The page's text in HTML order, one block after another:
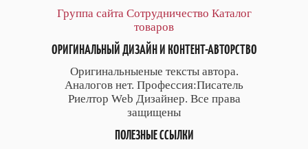
Группа сайта Сотрудничество Каталог
товаров
ОРИГИНАЛЬНЫЙ ДИЗАЙН И КОНТЕНТ-АВТОРСТВО
Оригинальныеные тексты автора.
Аналогов нет. Профессия:Писатель
Риелтор Web Дизайнер. Все права
защищены
ПОЛЕЗНЫЕ ССЫЛКИ